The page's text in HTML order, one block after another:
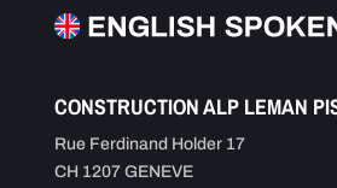
CONSTRUCTION ALP LEMAN
Rue Ferdinand Holder 17
CH 1207 GENEVE